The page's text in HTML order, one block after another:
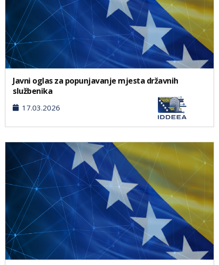
Javni oglas za popunjavanje mjesta državnih
službenika
17.03.2026